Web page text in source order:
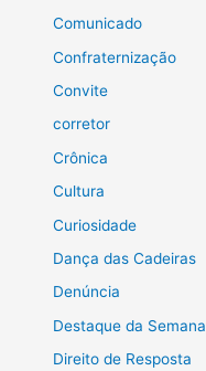
Comunicado
Confraternização
Convite
corretor
Crônica
Cultura
Curiosidade
Dança das Cadeiras
Denúncia
Destaque da Semana
Direito de Resposta